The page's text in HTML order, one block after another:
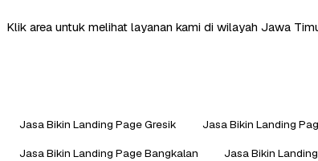
Klik area untuk melihat layanan kami di wilayah Jawa
Jasa Bikin Landing Page Gresik Jasa Bikin Landing
Jasa Bikin Landing Page Bangkalan
Jasa Bikin